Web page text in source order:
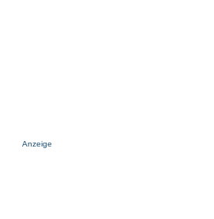
Anzeige